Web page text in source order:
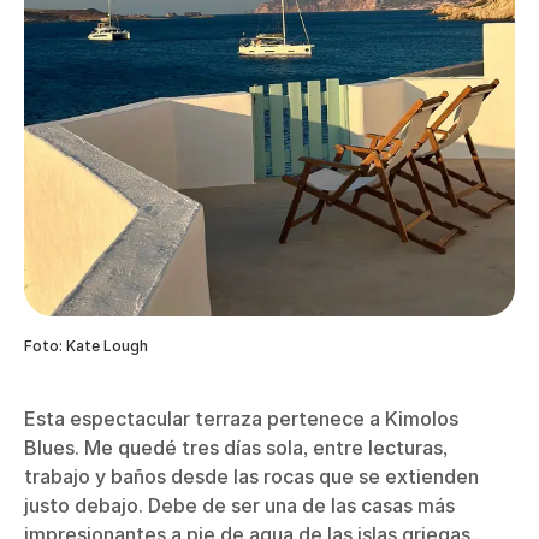
Foto: Kate Lough
Esta espectacular terraza pertenece a Kimolos
Blues. Me quedé tres días sola, entre lecturas,
trabajo y baños desde las rocas que se extienden
justo debajo. Debe de ser una de las casas más